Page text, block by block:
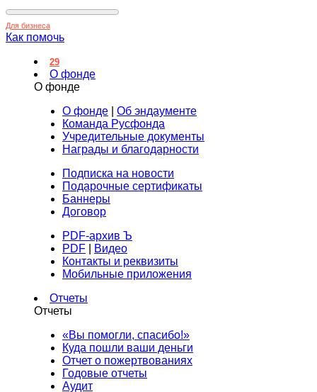
Для бизнеса
Как помочь
29
О фонде
О фонде
О фонде
Об эндаументе
Команда Русфонда
Учредительные документы
Награды и благодарности
Подписка на новости
Подарочные сертификаты
Баннеры
Договор
PDF-архив Ъ
PDF
Видео
Контакты и реквизиты
Мобильные приложения
Отчеты
Отчеты
«Вы помогли, спасибо!»
Куда пошли ваши деньги
Отчет о пожертвованиях
Годовые отчеты
Аудит